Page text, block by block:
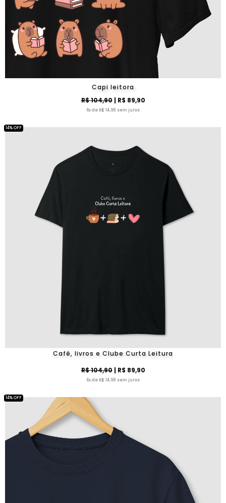
Capi leitora
R$ 104,90| R$ 89,90
6x de R$ 14,98 sem juros
Café, livros e Clube Curta Leitura
R$ 104,90| R$ 89,90
6x de R$ 14,98 sem juros
14% OFF
14% OFF